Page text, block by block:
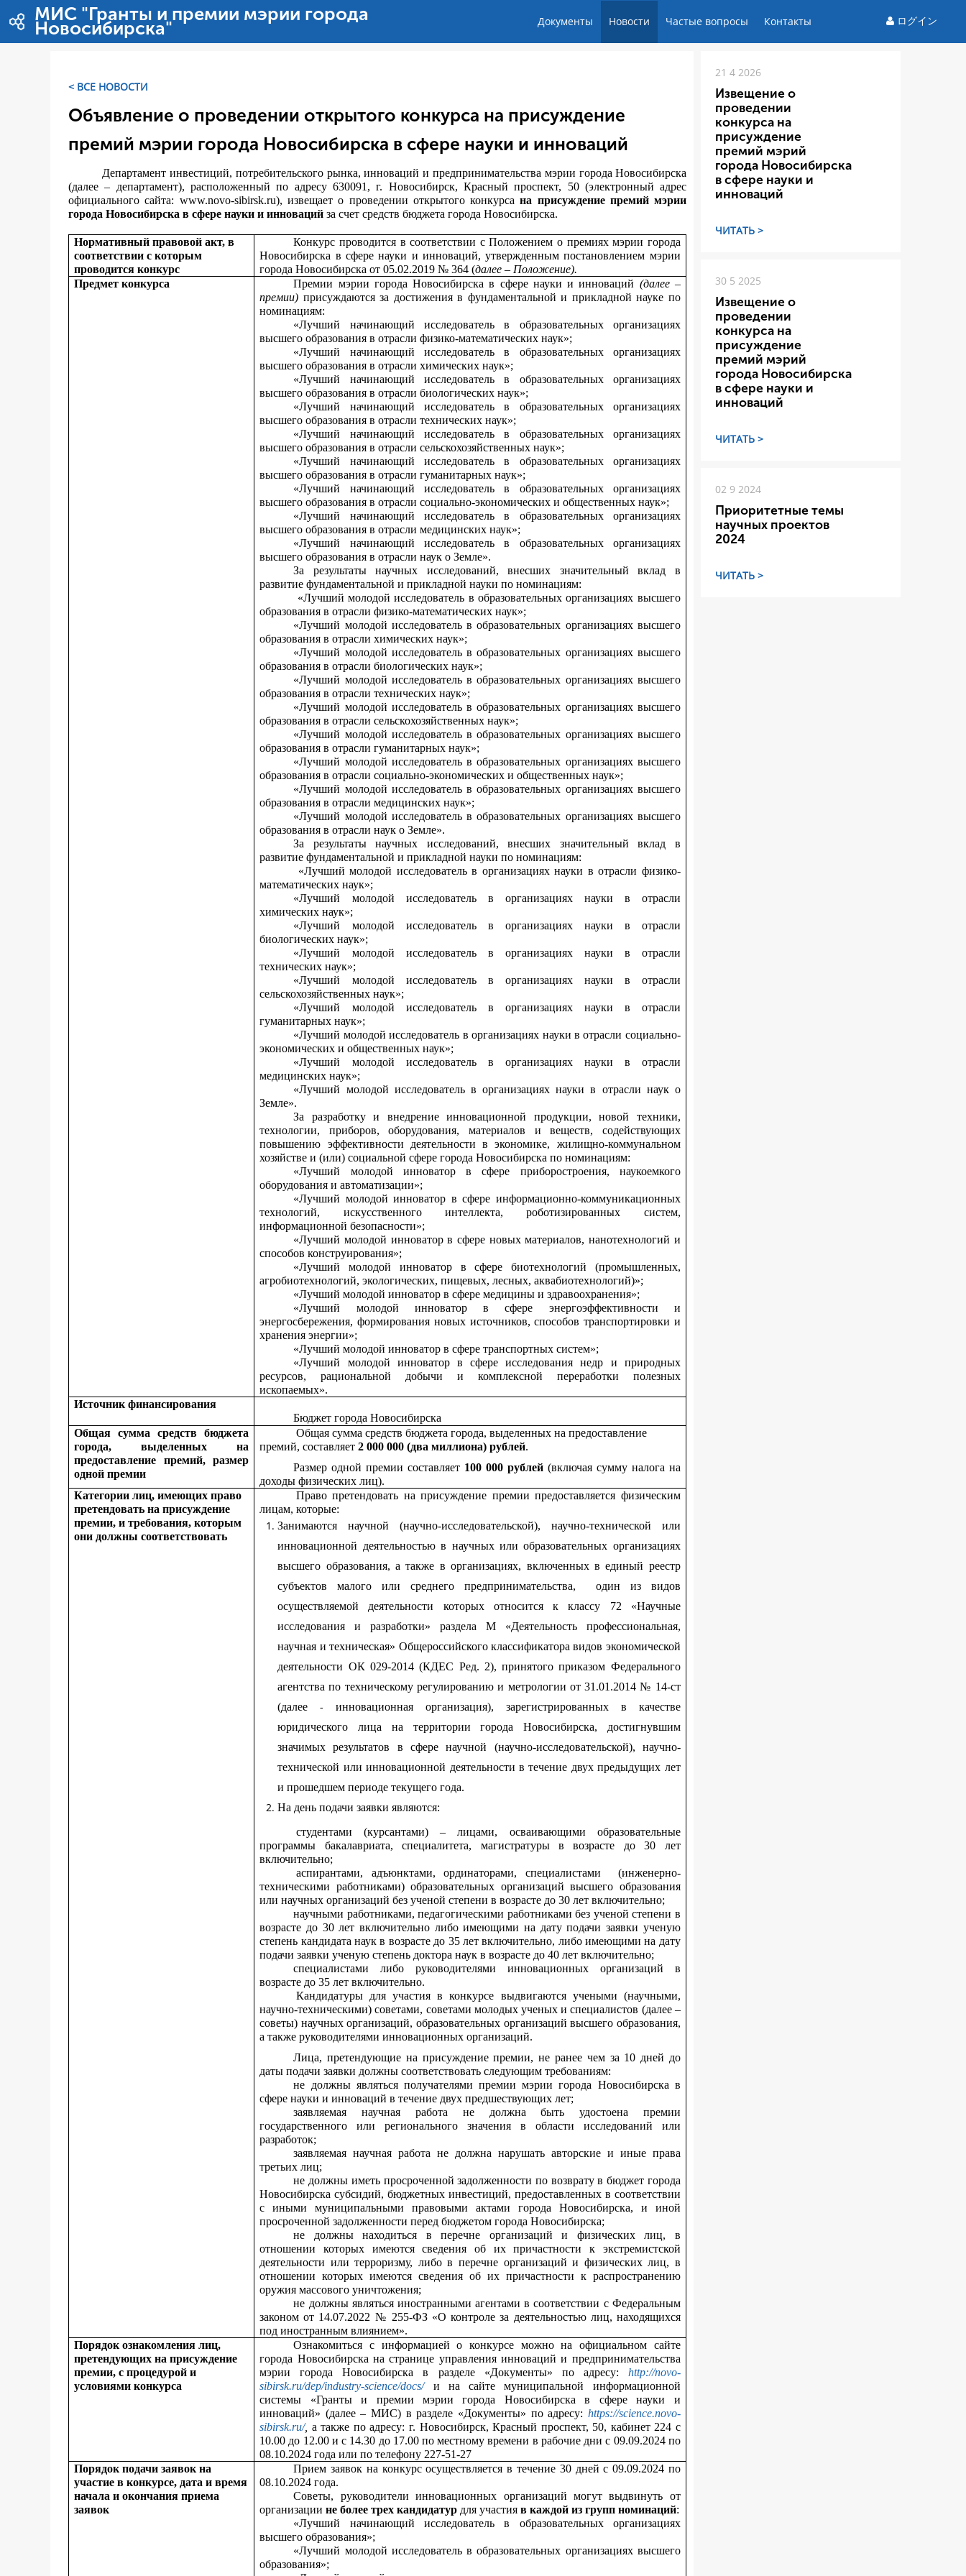
内容へスキップ
МИС "Гранты и премии мэрии города
Новосибирска" Документы Новости Частые вопросы Контакты ログイン
< ВСЕ НОВОСТИ
Объявление о проведении открытого конкурса на присуждение
премий мэрии города Новосибирска в сфере науки и инноваций
Департамент инвестиций, потребительского рынка, инноваций и предпринимательства мэрии города Новосибирска
(далее – департамент), расположенный по адресу 630091, г. Новосибирск, Красный проспект, 50 (электронный адрес
официального сайта: www.novo-sibirsk.ru), извещает о проведении открытого конкурсана присуждение премий мэрии
города Новосибирска в сфере науки и инноваций за счет средств бюджета города Новосибирска.
Нормативный правовой акт, в
соответствии с которым
проводится конкурс
Конкурс проводится в соответствии с Положением о премиях мэрии города
Новосибирска в сфере науки и инноваций, утвержденным постановлением мэрии
города Новосибирска от 05.02.2019 № 364 (далее – Положение).
Предмет конкурса
Премии мэрии города Новосибирска в сфере науки и инноваций (далее –
премии) присуждаютсяза достижения в фундаментальной и прикладной науке по
номинациям:
«Лучший начинающий исследователь в образовательных организациях
высшего образования в отрасли физико-математических наук»;
«Лучший начинающий исследователь в образовательных организациях
высшего образования в отрасли химических наук»;
«Лучший начинающий исследователь в образовательных организациях
высшего образования в отрасли биологических наук»;
«Лучший начинающий исследователь в образовательных организациях
высшего образования в отрасли технических наук»;
«Лучший начинающий исследователь в образовательных организациях
высшего образования в отрасли сельскохозяйственных наук»;
«Лучший начинающий исследователь в образовательных организациях
высшего образования в отрасли гуманитарных наук»;
«Лучший начинающий исследователь в образовательных организациях
высшего образования в отрасли социально-экономических и общественных наук»;
«Лучший начинающий исследователь в образовательных организациях
высшего образования в отрасли медицинских наук»;
«Лучший начинающий исследователь в образовательных организациях
высшего образования в отрасли наук о Земле».
За результаты научных исследований, внесших значительный вклад в
развитие фундаментальной и прикладной науки по номинациям:
«Лучший молодой исследователь в образовательных организациях высшего
образования в отрасли физико-математических наук»;
«Лучший молодой исследователь в образовательных организациях высшего
образования в отрасли химических наук»;
«Лучший молодой исследователь в образовательных организациях высшего
образования в отрасли биологических наук»;
«Лучший молодой исследователь в образовательных организациях высшего
образования в отрасли технических наук»;
«Лучший молодой исследователь в образовательных организациях высшего
образования в отрасли сельскохозяйственных наук»;
«Лучший молодой исследователь в образовательных организациях высшего
образования в отрасли гуманитарных наук»;
«Лучший молодой исследователь в образовательных организациях высшего
образования в отрасли социально-экономических и общественных наук»;
«Лучший молодой исследователь в образовательных организациях высшего
образования в отрасли медицинских наук»;
«Лучший молодой исследователь в образовательных организациях высшего
образования в отрасли наук о Земле».
За результаты научных исследований, внесших значительный вклад в
развитие фундаментальной и прикладной науки по номинациям:
«Лучший молодой исследователь в организациях науки в отрасли физико-
математических наук»;
«Лучший молодой исследователь в организациях науки в отрасли
химических наук»;
«Лучший молодой исследователь в организациях науки в отрасли
биологических наук»;
«Лучший молодой исследователь в организациях науки в отрасли
технических наук»;
«Лучший молодой исследователь в организациях науки в отрасли
сельскохозяйственных наук»;
«Лучший молодой исследователь в организациях науки в отрасли
гуманитарных наук»;
«Лучший молодой исследователь в организациях науки в отрасли социально-
экономических и общественных наук»;
«Лучший молодой исследователь в организациях науки в отрасли
медицинских наук»;
«Лучший молодой исследователь в организациях науки в отрасли наук о
Земле».
За разработку и внедрение инновационной продукции, новой техники,
технологии, приборов, оборудования, материалов и веществ, содействующих
повышению эффективности деятельности в экономике, жилищно-коммунальном
хозяйстве и (или) социальной сфере города Новосибирска по номинациям:
«Лучший молодой инноватор в сфере приборостроения, наукоемкого
оборудования и автоматизации»;
«Лучший молодой инноватор в сфере информационно-коммуникационных
технологий, искусственного интеллекта, роботизированных систем,
информационной безопасности»;
«Лучший молодой инноватор в сфере новых материалов, нанотехнологий и
способов конструирования»;
«Лучший молодой инноватор в сфере биотехнологий (промышленных,
агробиотехнологий, экологических, пищевых, лесных, аквабиотехнологий)»;
«Лучший молодой инноватор в сфере медицины и здравоохранения»;
«Лучший молодой инноватор в сфере энергоэффективности и
энергосбережения, формирования новых источников, способов транспортировки и
хранения энергии»;
«Лучший молодой инноватор в сфере транспортных систем»;
«Лучший молодой инноватор в сфере исследования недр и природных
ресурсов, рациональной добычи и комплексной переработки полезных
ископаемых».
Источник финансирования
Бюджет города Новосибирска
Общая сумма средств бюджета
города, выделенных на
предоставление премий, размер
одной премии
Общая сумма средств бюджета города, выделенных на предоставление
премий, составляет2 000 000 (два миллиона) рублей.
Размер одной премии составляет 100 000 рублей (включая сумму налога на
доходы физических лиц).
Категории лиц, имеющих право
претендовать на присуждение
премии, и требования, которым
они должны соответствовать
Право претендовать на присуждение премии предоставляется физическим
лицам, которые:
Занимаются научной (научно-исследовательской), научно-технической или
инновационной деятельностью в научных или образовательных организациях
высшего образования, а также в организациях, включенных в единый реестр
субъектов малого или среднего предпринимательства, один из видов
осуществляемой деятельности которых относится к классу 72 «Научные
исследования и разработки» раздела М «Деятельность профессиональная,
научная и техническая» Общероссийского классификатора видов экономической
деятельности ОК 029-2014 (КДЕС Ред. 2), принятого приказом Федерального
агентства по техническому регулированию и метрологии от 31.01.2014 № 14-ст
(далее- инновационная организация), зарегистрированных в качестве
юридического лица на территории города Новосибирска, достигнувшим
значимых результатов в сфере научной (научно-исследовательской), научно-
технической или инновационной деятельности в течение двух предыдущих лет
и прошедшем периоде текущего года.
На день подачи заявки являются:
студентами (курсантами) – лицами, осваивающими образовательные
программы бакалавриата, специалитета, магистратуры в возрасте до 30 лет
включительно;
аспирантами, адъюнктами, ординаторами, специалистами (инженерно-
техническими работниками) образовательных организаций высшего образования
или научных организаций без ученой степени в возрасте до 30 лет включительно;
научными работниками, педагогическими работниками без ученой степени в
возрасте до 30 лет включительно либо имеющими на дату подачи заявки ученую
степень кандидата наук в возрасте до 35 лет включительно, либо имеющими на дату
подачи заявки ученую степень доктора наук в возрасте до 40 лет включительно;
специалистами либо руководителями инновационных организаций в
возрасте до 35 лет включительно.
Кандидатуры для участия в конкурсе выдвигаются учеными (научными,
научно-техническими) советами, советами молодых ученых и специалистов (далее –
советы) научных организаций, образовательных организаций высшего образования,
а также руководителями инновационных организаций.
Лица, претендующие на присуждение премии, не ранее чем за 10 дней до
даты подачи заявки должны соответствовать следующим требованиям:
не должны являться получателями премии мэрии города Новосибирска в
сфере науки и инноваций в течение двух предшествующих лет;
заявляемая научная работа не должна быть удостоена премии
государственного или регионального значения в области исследований или
разработок;
заявляемая научная работа не должна нарушать авторские и иные права
третьих лиц;
не должны иметь просроченной задолженности по возврату в бюджет города
Новосибирска субсидий, бюджетных инвестиций, предоставленных в соответствии
с иными муниципальными правовыми актами города Новосибирска, и иной
просроченной задолженности перед бюджетом города Новосибирска;
не должны находиться в перечне организаций и физических лиц, в
отношении которых имеются сведения об их причастности к экстремистской
деятельности или терроризму, либо в перечне организаций и физических лиц, в
отношении которых имеются сведения об их причастности к распространению
оружия массового уничтожения;
не должны являться иностранными агентами в соответствии с Федеральным
законом от 14.07.2022 № 255-ФЗ «О контроле за деятельностью лиц, находящихся
под иностранным влиянием».
Порядок ознакомления лиц,
претендующих на присуждение
премии, с процедурой и
условиями конкурса
Ознакомиться с информацией о конкурсе можно на официальном сайте
города Новосибирска на странице управления инноваций и предпринимательства
мэрии города Новосибирска в разделе «Документы» по адресу: http://novo-
sibirsk.ru/dep/industry-science/docs/и на сайте муниципальной информационной
системы «Гранты и премии мэрии города Новосибирска в сфере науки и
инноваций» (далее – МИС) в разделе «Документы» по адресу: https://science.novo-
sibirsk.ru/, а также по адресу: г. Новосибирск, Красный проспект, 50, кабинет 224 с
10.00 до 12.00 и с 14.30 до 17.00 по местному времени в рабочие дни с 09.09.2024 по
08.10.2024 года или по телефону 227-51-27
Порядок подачи заявок на
участие в конкурсе, дата и время
начала и окончания приема
заявок
Прием заявок на конкурс осуществляется в течение 30 дней с 09.09.2024 по
08.10.2024 года.
Советы, руководители инновационных организаций могут выдвинуть от
организациине более трех кандидатур для участияв каждой из групп номинаций:
«Лучший начинающий исследователь в образовательных организациях
высшего образования»;
«Лучший молодой исследователь в образовательных организациях высшего
образования»;
21 4 2026
Извещение о
проведении
конкурса на
присуждение
премий мэрий
города Новосибирска
в сфере науки и
инноваций
ЧИТАТЬ >
30 5 2025
Извещение о
проведении
конкурса на
присуждение
премий мэрий
города Новосибирска
в сфере науки и
инноваций
ЧИТАТЬ >
02 9 2024
Приоритетные темы
научных проектов
2024
ЧИТАТЬ >